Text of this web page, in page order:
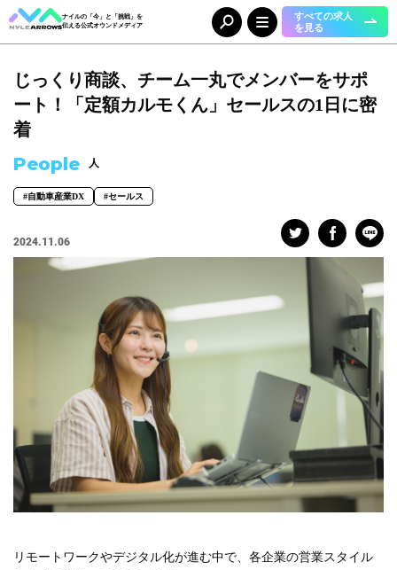
ナイルの「今」と「挑戦」を
伝える公式オウンドメディア
すべての求人
を見る
Category カテゴリ
組織（37）
Tag タグ
事業部
#自動車産業DX
#カスタマーサクセス #コンサルタント #セールス
#デザイナー #バックオフィス #事業開発 #人事
#広報 #新卒 #経営 #編集
テーマ別
#人事からのメッセージ #安心をつくる仕組み #社内異動
注目の記事
じっくり商談、チーム一丸でメンバーをサポ
ート！「定額カルモくん」セールスの1日に密
着
People 人
#自動車産業DX #セールス
2024.11.06
リモートワークやデジタル化が進む中で、各企業の営業スタイル